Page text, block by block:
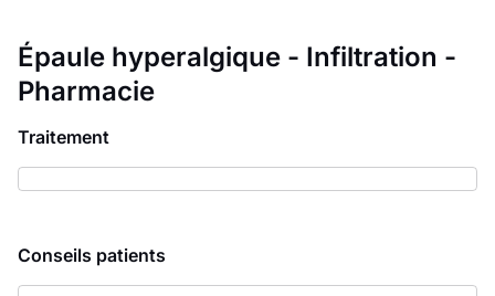
Épaule hyperalgique - Infiltration -
Pharmacie
Traitement
Conseils patients